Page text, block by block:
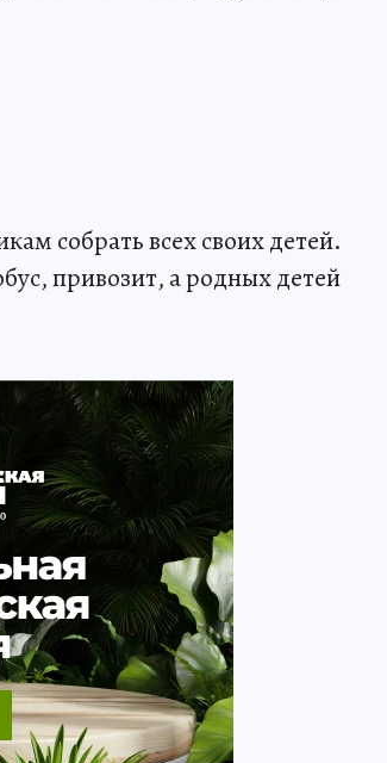
собрать всех своих детей.
привозит, а родных детей